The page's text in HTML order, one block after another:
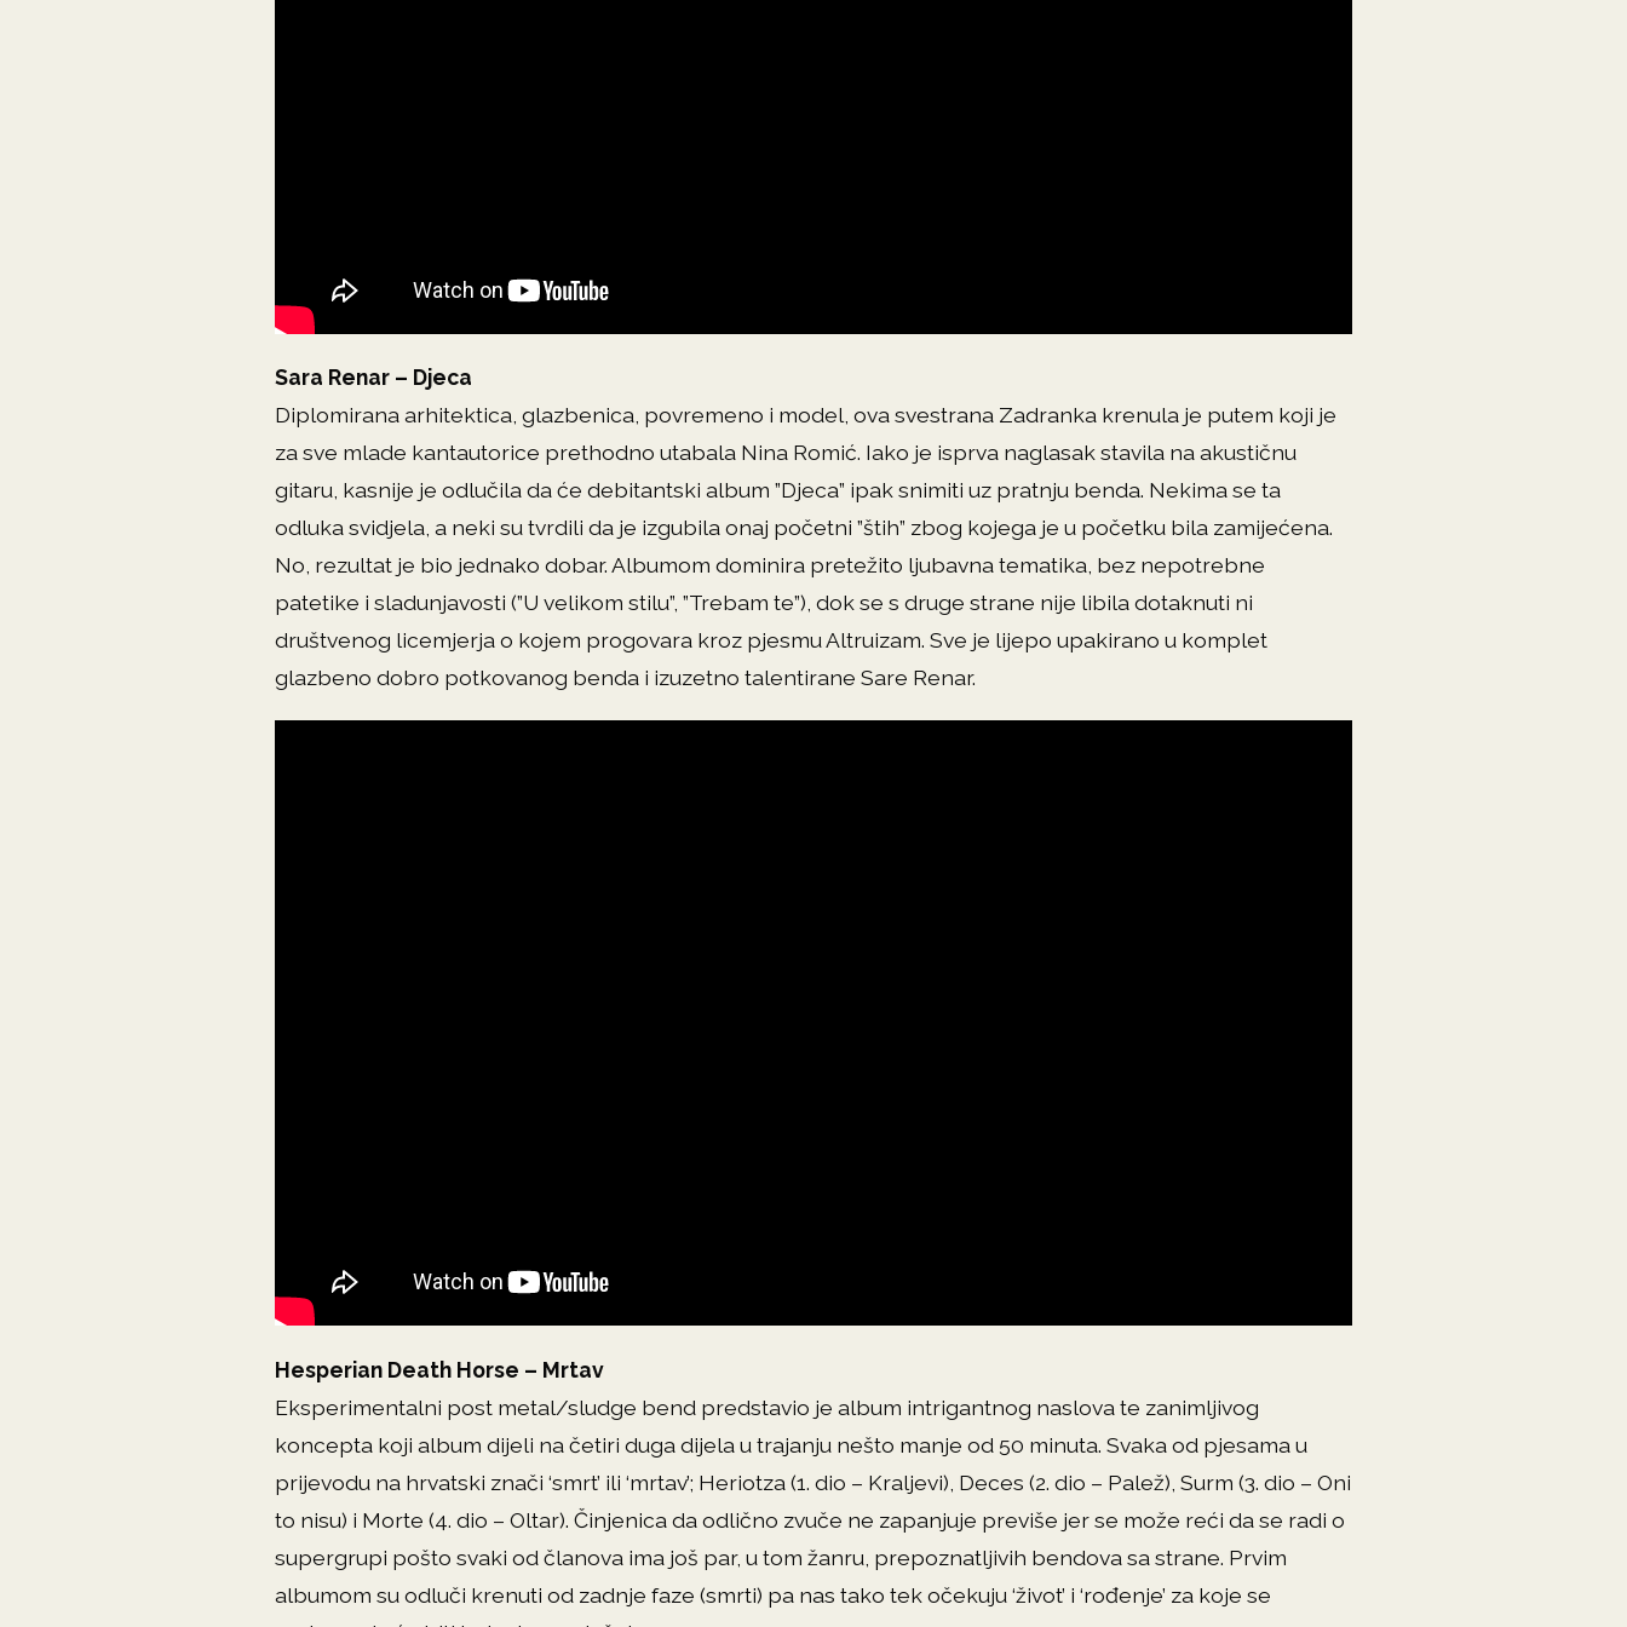
Sara Renar – Djeca
Diplomirana arhitektica, glazbenica, povremeno i model, ova svestrana Zadranka krenula je putem koji je
za sve mlade kantautorice prethodno utabala Nina Romić. Iako je isprva naglasak stavila na akustičnu
gitaru, kasnije je odlučila da će debitantski album ”Djeca” ipak snimiti uz pratnju benda. Nekima se ta
odluka svidjela, a neki su tvrdili da je izgubila onaj početni ”štih” zbog kojega je u početku bila zamijećena.
No, rezultat je bio jednako dobar. Albumom dominira pretežito ljubavna tematika, bez nepotrebne
patetike i sladunjavosti (”U velikom stilu”, ”Trebam te”), dok se s druge strane nije libila dotaknuti ni
društvenog licemjerja o kojem progovara kroz pjesmu Altruizam. Sve je lijepo upakirano u komplet
glazbeno dobro potkovanog benda i izuzetno talentirane Sare Renar.
Hesperian Death Horse – Mrtav
Eksperimentalni post metal/sludge bend predstavio je album intrigantnog naslova te zanimljivog
koncepta koji album dijeli na četiri duga dijela u trajanju nešto manje od 50 minuta. Svaka od pjesama u
prijevodu na hrvatski znači ‘smrt’ ili ‘mrtav’; Heriotza (1. dio – Kraljevi), Deces (2. dio – Palež), Surm (3. dio – Oni
to nisu) i Morte (4. dio – Oltar). Činjenica da odlično zvuče ne zapanjuje previše jer se može reći da se radi o
supergrupi pošto svaki od članova ima još par, u tom žanru, prepoznatljivih bendova sa strane. Prvim
albumom su odluči krenuti od zadnje faze (smrti) pa nas tako tek očekuju ‘život’ i ‘rođenje’ za koje se